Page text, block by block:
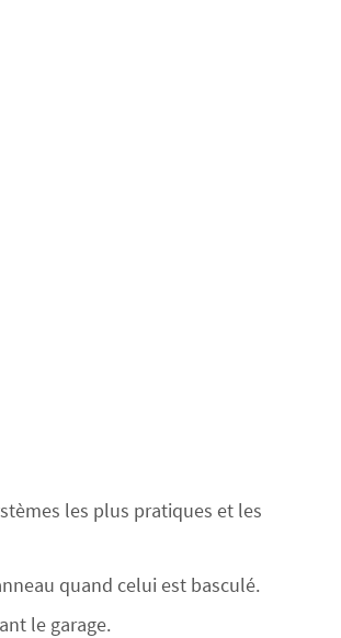
les plus pratiques et les
quand celui est basculé.
le garage.